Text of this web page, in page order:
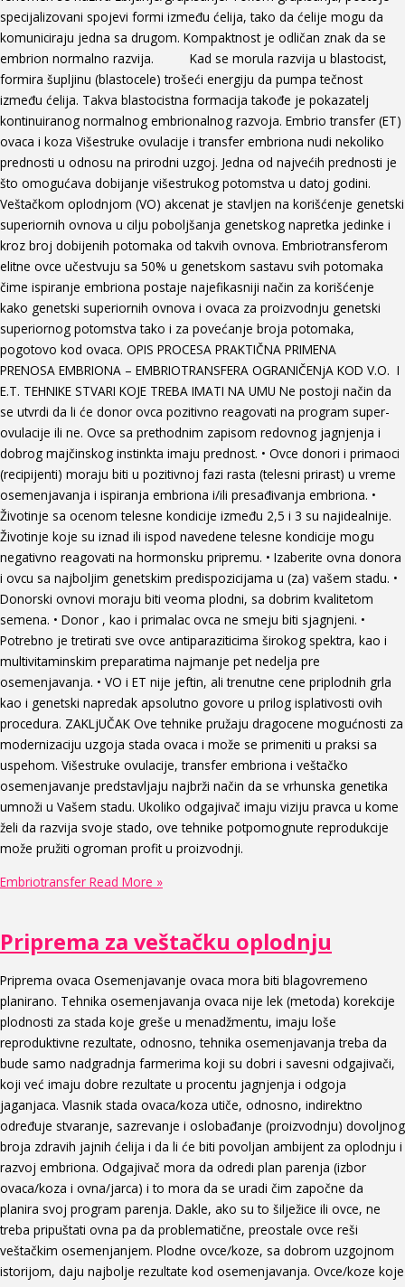
specijalizovani spojevi formi između ćelija, tako da ćelije mogu da
komuniciraju jedna sa drugom. Kompaktnost je odličan znak da se
embrion normalno razvija. Kad se morula razvija u blastocist,
formira šupljinu (blastocele) trošeći energiju da pumpa tečnost
između ćelija. Takva blastocistna formacija takođe je pokazatelj
kontinuiranog normalnog embrionalnog razvoja. Embrio transfer (ET)
ovaca i koza Višestruke ovulacije i transfer embriona nudi nekoliko
prednosti u odnosu na prirodni uzgoj. Jedna od najvećih prednosti je
što omogućava dobijanje višestrukog potomstva u datoj godini.
Veštačkom oplodnjom (VO) akcenat je stavljen na korišćenje genetski
superiornih ovnova u cilju poboljšanja genetskog napretka jedinke i
kroz broj dobijenih potomaka od takvih ovnova. Embriotransferom
elitne ovce učestvuju sa 50% u genetskom sastavu svih potomaka
čime ispiranje embriona postaje najefikasniji način za korišćenje
kako genetski superiornih ovnova i ovaca za proizvodnju genetski
superiornog potomstva tako i za povećanje broja potomaka,
pogotovo kod ovaca. OPIS PROCESA PRAKTIČNA PRIMENA
PRENOSA EMBRIONA – EMBRIOTRANSFERA OGRANIČENjA KOD V.O. I
E.T. TEHNIKE STVARI KOJE TREBA IMATI NA UMU Ne postoji način da
se utvrdi da li će donor ovca pozitivno reagovati na program super-
ovulacije ili ne. Ovce sa prethodnim zapisom redovnog jagnjenja i
dobrog majčinskog instinkta imaju prednost. • Ovce donori i primaoci
(recipijenti) moraju biti u pozitivnoj fazi rasta (telesni prirast) u vreme
osemenjavanja i ispiranja embriona i/ili presađivanja embriona. •
Životinje sa ocenom telesne kondicije između 2,5 i 3 su najidealnije.
Životinje koje su iznad ili ispod navedene telesne kondicije mogu
negativno reagovati na hormonsku pripremu. • Izaberite ovna donora
i ovcu sa najboljim genetskim predispozicijama u (za) vašem stadu. •
Donorski ovnovi moraju biti veoma plodni, sa dobrim kvalitetom
semena. • Donor , kao i primalac ovca ne smeju biti sjagnjeni. •
Potrebno je tretirati sve ovce antiparaziticima širokog spektra, kao i
multivitaminskim preparatima najmanje pet nedelja pre
osemenjavanja. • VO i ET nije jeftin, ali trenutne cene priplodnih grla
kao i genetski napredak apsolutno govore u prilog isplativosti ovih
procedura. ZAKLjUČAK Ove tehnike pružaju dragocene mogućnosti za
modernizaciju uzgoja stada ovaca i može se primeniti u praksi sa
uspehom. Višestruke ovulacije, transfer embriona i veštačko
osemenjavanje predstavljaju najbrži način da se vrhunska genetika
umnoži u Vašem stadu. Ukoliko odgajivač imaju viziju pravca u kome
želi da razvija svoje stado, ove tehnike potpomognute reprodukcije
može pružiti ogroman profit u proizvodnji.
Embriotransfer Read More »
Priprema za veštačku oplodnju
Priprema ovaca Osemenjavanje ovaca mora biti blagovremeno
planirano. Tehnika osemenjavanja ovaca nije lek (metoda) korekcije
plodnosti za stada koje greše u menadžmentu, imaju loše
reproduktivne rezultate, odnosno, tehnika osemenjavanja treba da
bude samo nadgradnja farmerima koji su dobri i savesni odgajivači,
koji već imaju dobre rezultate u procentu jagnjenja i odgoja
jaganjaca. Vlasnik stada ovaca/koza utiče, odnosno, indirektno
određuje stvaranje, sazrevanje i oslobađanje (proizvodnju) dovoljnog
broja zdravih jajnih ćelija i da li će biti povoljan ambijent za oplodnju i
razvoj embriona. Odgajivač mora da odredi plan parenja (izbor
ovaca/koza i ovna/jarca) i to mora da se uradi čim započne da
planira svoj program parenja. Dakle, ako su to šilježice ili ovce, ne
treba pripuštati ovna pa da problematične, preostale ovce reši
veštačkim osemenjanjem. Plodne ovce/koze, sa dobrom uzgojnom
istorijom, daju najbolje rezultate kod osemenjavanja. Ovce/koze koje